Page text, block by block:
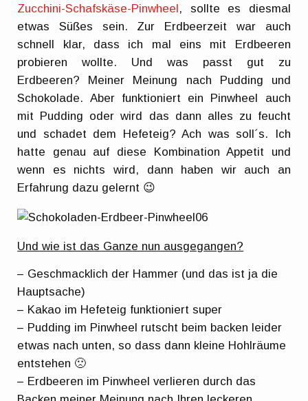
Zucchini-Schafskäse-Pinwheel, sollte es diesmal
etwas Süßes sein. Zur Erdbeerzeit war auch
schnell klar, dass ich mal eins mit Erdbeeren
probieren wollte. Und was passt gut zu
Erdbeeren? Meiner Meinung nach Pudding und
Schokolade. Aber funktioniert ein Pinwheel auch
mit Pudding oder wird das dann alles zu feucht
und schadet dem Hefeteig? Ach was soll´s. Ich
hatte genau auf diese Kombination Appetit und
wenn es nichts wird, dann haben wir auch an
Erfahrung dazu gelernt 😉
Und wie ist das Ganze nun ausgegangen?
– Geschmacklich der Hammer (und das ist ja die
Hauptsache)
– Kakao im Hefeteig funktioniert super
– Pudding im Pinwheel rutscht beim backen leider
etwas nach unten, so dass dann kleine Hohlräume
entstehen 🙁
– Erdbeeren im Pinwheel verlieren durch das